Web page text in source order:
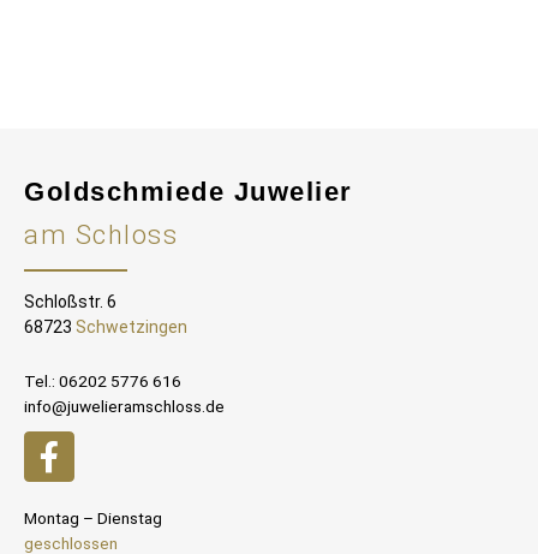
Goldschmiede Juwelier
am Schloss
Schloßstr. 6
68723 Schwetzingen
Tel.: 06202 5776 616
info@juwelieramschloss.de
Montag – Dienstag
geschlossen